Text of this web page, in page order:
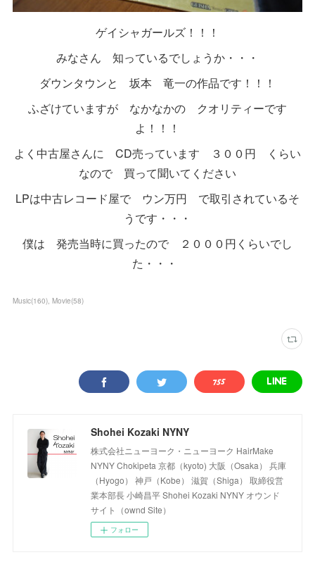
ゲイシャガールズ！！！
みなさん 知っているでしょうか・・・
ダウンタウンと 坂本 竜一の作品です！！！
ふざけていますが なかなかの クオリティーです
よ！！！
よく中古屋さんに CD売っています ３００円 くらい
なので 買って聞いてください
LPは中古レコード屋で ウン万円 で取引されているそ
うです・・・
僕は 発売当時に買ったので ２０００円くらいでし
た・・・
Music(160) Movie(58)
Shohei Kozaki NYNY
株式会社ニューヨーク・ニューヨーク HairMake
NYNY Chokipeta 京都（kyoto) 大阪（Osaka） 兵庫
（Hyogo） 神戸（Kobe） 滋賀（Shiga） 取締役営
業本部長 小崎昌平 Shohei Kozaki NYNY オウンド
サイト（ownd Site）
フォロー